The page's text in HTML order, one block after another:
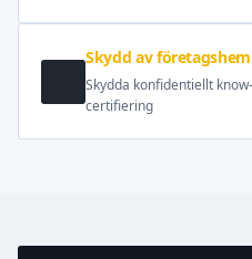
Skydd av
Skydda konfidentiellt
certifiering